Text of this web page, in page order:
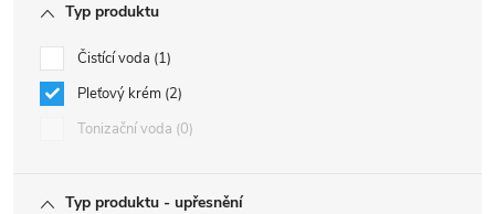
Typ produktu
Čistící voda 1
Pleťový krém 2
Tonizační voda 0
Typ produktu - upřesnění